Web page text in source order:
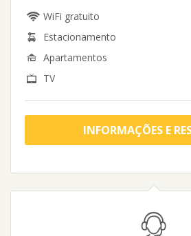
WiFi gratuito
Estacionamento
Apartamentos
TV
INFORMAÇÕES E